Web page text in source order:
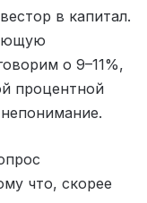
в капитал.
о 9–11%,
процентной
что, скорее